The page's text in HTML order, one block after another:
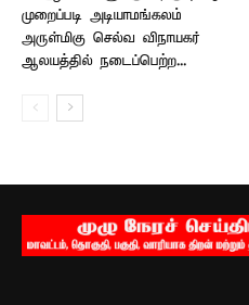
முறைப்படி அடியாமங்கலம்
அருள்மிகு செல்வ விநாயகர்
ஆலயத்தில் நடைப்பெற்ற...